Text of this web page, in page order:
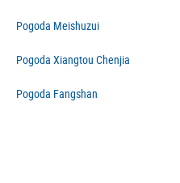
Pogoda Meishuzui
Pogoda Xiangtou Chenjia
Pogoda Fangshan